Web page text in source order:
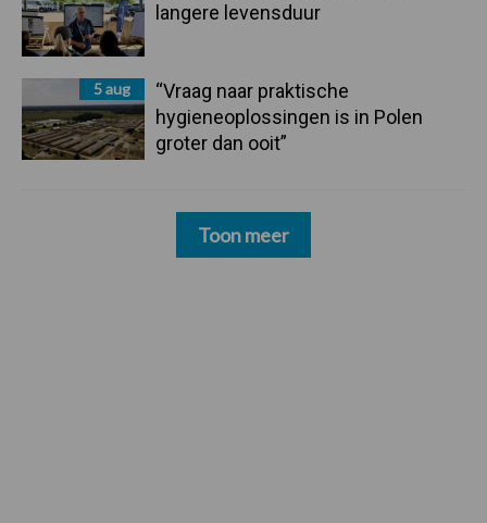
langere levensduur
5 aug
“Vraag naar praktische
hygieneoplossingen is in Polen
groter dan ooit”
Toon meer